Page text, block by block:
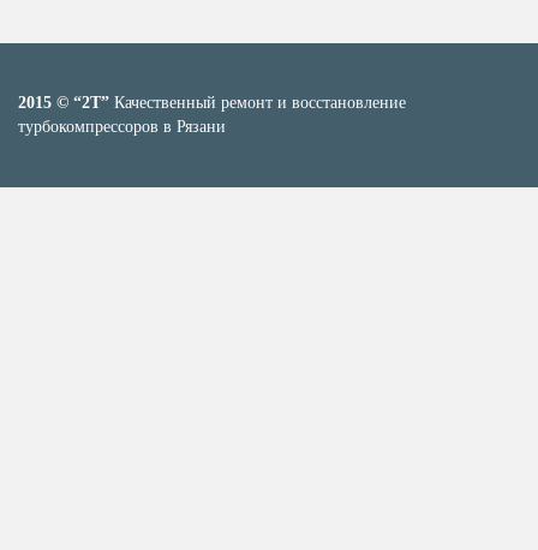
2015 © “2T” Качественный ремонт и восстановление
турбокомпрессоров в Рязани